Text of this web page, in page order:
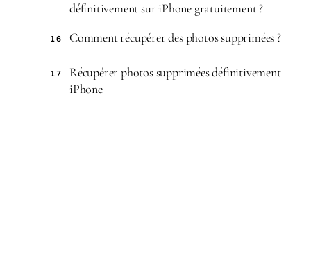
définitivement sur iPhone gratuitement ?
16 Comment récupérer des photos supprimées ?
17
Récupérer photos supprimées définitivement
iPhone